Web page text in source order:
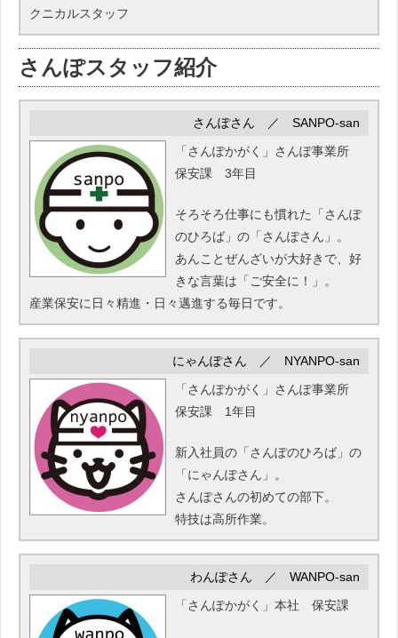
クニカルスタッフ
さんぽスタッフ紹介
さんぽさん ／ SANPO-san
「さんぽかがく」さんぽ事業所
保安課 3年目
そろそろ仕事にも慣れた「さんぽ
のひろば」の「さんぽさん」。
あんことぜんざいが大好きで、好
きな言葉は「ご安全に！」。
産業保安に日々精進・日々邁進する毎日です。
にゃんぽさん ／ NYANPO-san
「さんぽかがく」さんぽ事業所
保安課 1年目
新入社員の「さんぽのひろば」の
「にゃんぽさん」。
さんぽさんの初めての部下。
特技は高所作業。
わんぽさん ／ WANPO-san
「さんぽかがく」本社 保安課